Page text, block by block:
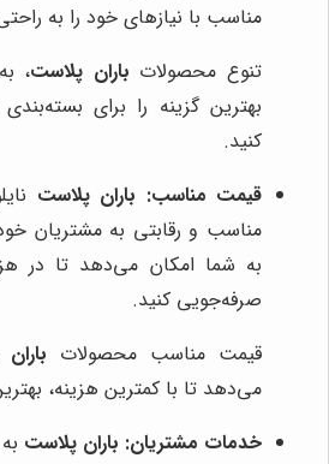
مناسب با نیازهای خود را به
تنوع محصولات باران پلاست،
بهترین گزینه را برای
کنید.
قیمت مناسب: باران پلاست
مناسب و رقابتی به مشتریان
به شما امکان می‌دهد تا در
صرفه‌جویی کنید.
قیمت مناسب محصولات
می‌دهد تا با کمترین هزینه،
خدمات مشتریان: باران پلاست